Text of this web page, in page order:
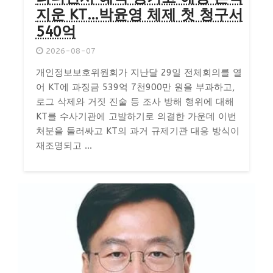
지운 KT…박윤영 체제 첫 청구서
540억
2026-08-07
개인정보보호위원회가 지난달 29일 전체회의를 열
어 KT에 과징금 539억 7천900만 원을 부과하고,
로그 삭제와 거짓 진술 등 조사 방해 행위에 대해
KT를 수사기관에 고발하기로 의결한 가운데 이번
처분을 둘러싸고 KT의 과거 규제기관 대응 방식이
재조명되고 ...